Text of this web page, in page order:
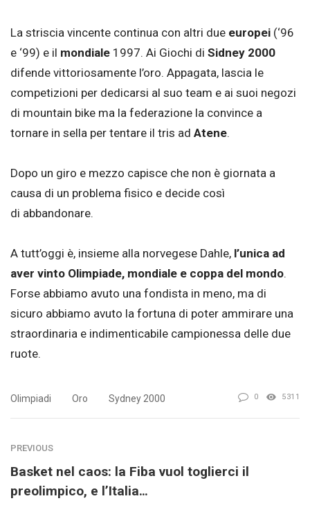
La striscia vincente continua con altri due europei (‘96
e ‘99) e il mondiale 1997. Ai Giochi di Sidney 2000
difende vittoriosamente l’oro. Appagata, lascia le
competizioni per dedicarsi al suo team e ai suoi negozi
di mountain bike ma la federazione la convince a
tornare in sella per tentare il tris ad Atene.
Dopo un giro e mezzo capisce che non è giornata a
causa di un problema fisico e decide così
di abbandonare.
A tutt’oggi è, insieme alla norvegese Dahle, l’unica ad
aver vinto Olimpiade, mondiale e coppa del mondo.
Forse abbiamo avuto una fondista in meno, ma di
sicuro abbiamo avuto la fortuna di poter ammirare una
straordinaria e indimenticabile campionessa delle due
ruote.
Olimpiadi Oro Sydney 2000 0 5311
PREVIOUS
Basket nel caos: la Fiba vuol toglierci il
preolimpico, e l’Italia…